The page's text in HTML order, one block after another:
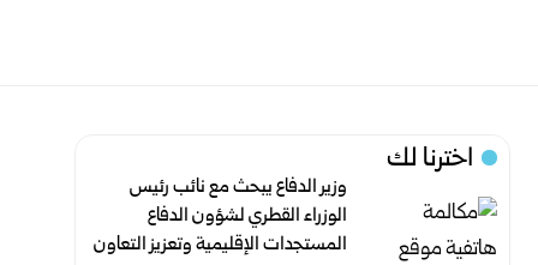
اخترنا لك
وزير الدفاع يبحث مع نائب رئيس
الوزراء القطري لشؤون الدفاع
المستجدات الإقليمية وتعزيز التعاون